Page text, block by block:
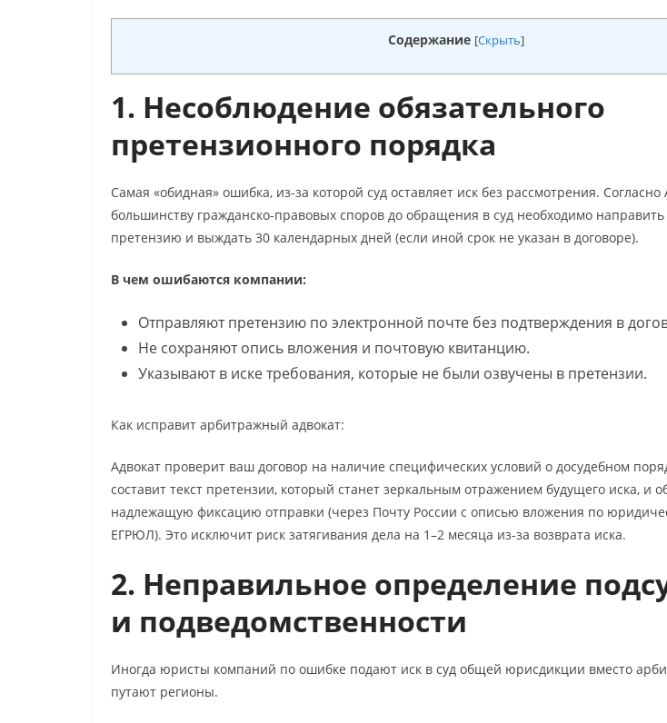
Содержание [Скрыть]
1. Несоблюдение обязательного
претензионного порядка
Самая «обидная» ошибка, из-за которой суд оставляет иск без рассмотрения.
большинству гражданско-правовых споров до обращения в суд необходимо направить
претензию и выждать 30 календарных дней (если иной срок не указан в договоре).
В чем ошибаются компании:
Отправляют претензию по электронной почте без подтверждения в
Не сохраняют опись вложения и почтовую квитанцию.
Указывают в иске требования, которые не были озвучены в претензии.
Как исправит арбитражный адвокат:
Адвокат проверит ваш договор на наличие специфических условий о досудебном
составит текст претензии, который станет зеркальным отражением будущего иска, и
надлежащую фиксацию отправки (через Почту России с описью вложения по
ЕГРЮЛ). Это исключит риск затягивания дела на 1–2 месяца из-за возврата иска.
2. Неправильное определение
и подведомственности
Иногда юристы компаний по ошибке подают иск в суд общей юрисдикции вместо
путают регионы.